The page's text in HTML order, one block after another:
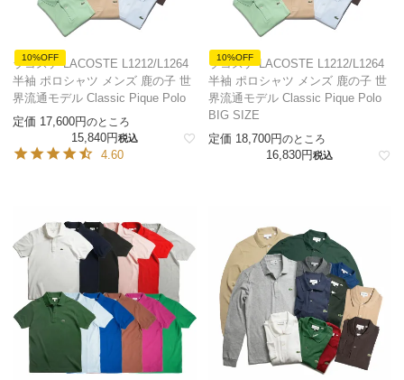
10%OFF
ラコステ LACOSTE L1212/L1264
半袖 ポロシャツ メンズ 鹿の子 世
界流通モデル Classic Pique Polo
定価 17,600 のところ
15,840 税込
4.60
10%OFF
ラコステ LACOSTE L1212/L1264
半袖 ポロシャツ メンズ 鹿の子 世
界流通モデル Classic Pique Polo
BIG SIZE
定価 18,700 のところ
16,830 税込